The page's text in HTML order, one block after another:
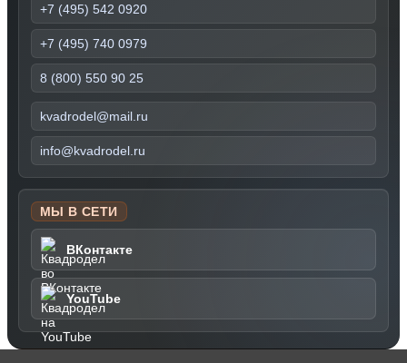
+7 (495) 542 0920
+7 (495) 740 0979
8 (800) 550 90 25
kvadrodel@mail.ru
info@kvadrodel.ru
МЫ В СЕТИ
ВКонтакте
YouTube